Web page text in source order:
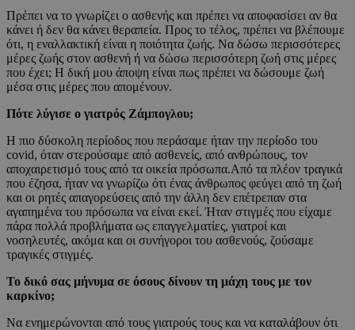
Πρέπει να το γνωρίζει ο ασθενής και πρέπει να αποφασίσει αν θα
κάνει ή δεν θα κάνει θεραπεία. Προς το τέλος, πρέπει να βλέπουμε
ότι, η εναλλακτική είναι η ποιότητα ζωής. Να δώσω περισσότερες
μέρες ζωής στον ασθενή ή να δώσω περισσότερη ζωή στις μέρες
που έχει; Η δική μου άποψη είναι πως πρέπει να δώσουμε ζωή
μέσα στις μέρες που απομένουν.
Πότε λύγισε ο γιατρός Ζάμπογλου;
Η πιο δύσκολη περίοδος που περάσαμε ήταν την περίοδο του
covid, όταν στερούσαμε από ασθενείς, από ανθρώπους, τον
αποχαιρετισμό τους από τα οικεία πρόσωπα.Από τα πλέον τραγικά
που έζησα, ήταν να γνωρίζω ότι ένας άνθρωπος φεύγει από τη ζωή
και οι ρητές απαγορεύσεις από την άλλη δεν επέτρεπαν στα
αγαπημένα του πρόσωπα να είναι εκεί. Ήταν στιγμές που είχαμε
πάρα πολλά προβλήματα ως επαγγελματίες, γιατροί και
νοσηλευτές, ακόμα και οι συνήγοροι του ασθενούς, ζούσαμε
τραγικές στιγμές.
Το δικό σας μήνυμα σε όσους δίνουν τη μάχη τους με τον
καρκίνο;
Να ενημερώνονται από τους γιατρούς τους και να καταλάβουν ότι